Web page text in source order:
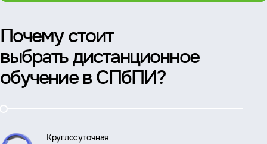
Почему стоит
выбрать дистанционное
обучение в СПбПИ?
Круглосуточная